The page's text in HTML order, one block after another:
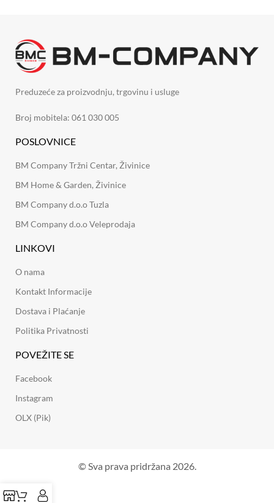
Preduzeće za proizvodnju, trgovinu i usluge
Broj mobitela: 061 030 005
POSLOVNICE
BM Company Tržni Centar, Živinice
BM Home & Garden, Živinice
BM Company d.o.o Tuzla
BM Company d.o.o Veleprodaja
LINKOVI
O nama
Kontakt Informacije
Dostava i Plaćanje
Politika Privatnosti
POVEŽITE SE
Facebook
Instagram
OLX (Pik)
© Sva prava pridržana 2026.